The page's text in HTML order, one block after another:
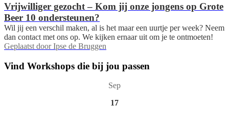
Vrijwilliger gezocht – Kom jij onze jongens op Grote
Beer 10 ondersteunen?
Wil jij een verschil maken, al is het maar een uurtje per week? Neem
dan contact met ons op. We kijken ernaar uit om je te ontmoeten!
Geplaatst door Ipse de Bruggen
Vind Workshops die bij jou passen
Sep
17